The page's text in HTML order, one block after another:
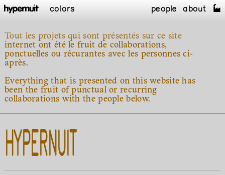
colors people about
Tout les projets qui sont présentés sur ce site
internet ont été le fruit de collaborations,
ponctuelles ou récurantes avec les personnes ci-
après.
Everything that is presented on this website has
been the fruit of punctual or recurring
collaborations with the people below.
HYPERNUIT